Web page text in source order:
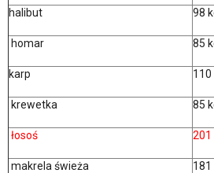
halibut 98
homar 85
karp 110
krewetka 85
łosoś 201
makrela świeża 181